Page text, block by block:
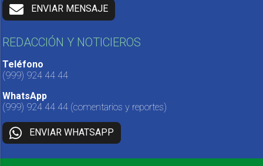
ENVIAR MENSAJE
REDACCIÓN Y NOTICIEROS
Teléfono
(999) 924 44 44
WhatsApp
(999) 924 44 44 (comentarios y reportes)
ENVIAR WHATSAPP